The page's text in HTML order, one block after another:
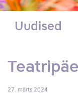
Uudised
27. märts 2024